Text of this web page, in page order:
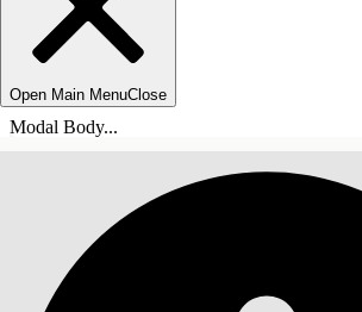
Open Main MenuClose
Modal Body...